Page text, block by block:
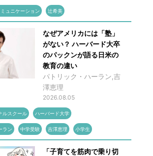
ュニケーション 辻希美
なぜアメリカには「塾」
がない？ ハーバード大卒
のパックンが語る日米の
教育の違い
パトリック・ハーラン,吉
澤恵理
2026.08.05
ルスクール ハーバード大学
ラン 中学受験 吉澤恵理 小学生
「子育てを筋肉で乗り切